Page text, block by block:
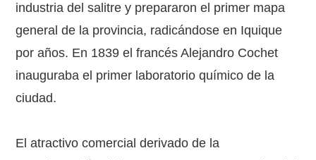
industria del salitre y prepararon el primer mapa
general de la provincia, radicándose en Iquique
por años. En 1839 el francés Alejandro Cochet
inauguraba el primer laboratorio químico de la
ciudad.
El atractivo comercial derivado de la